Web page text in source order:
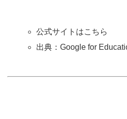
公式サイトはこちら
出典：Google for